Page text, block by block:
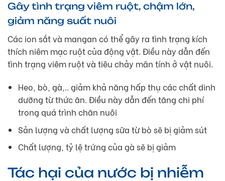
Gây tình trạng viêm ruột, chậm lớn,
giảm năng suất nuôi
Các ion sắt và mangan có thể gây ra tình trạng kích
thích niêm mạc ruột của động vật. Điều này dẫn đến
tình trạng viêm ruột và tiêu chảy mãn tính ở vật nuôi.
Heo, bò, gà,.. giảm khả năng hấp thụ các chất dinh
dưỡng từ thức ăn. Điều này dẫn đến tăng chi phí
trong quá trình chăn nuôi
Sản lượng và chất lượng sữa từ bò sẽ bị giảm sút
Chất lượng, tỷ lệ trứng của gà sẽ bị giảm
Tác hại của nước bị nhiễm